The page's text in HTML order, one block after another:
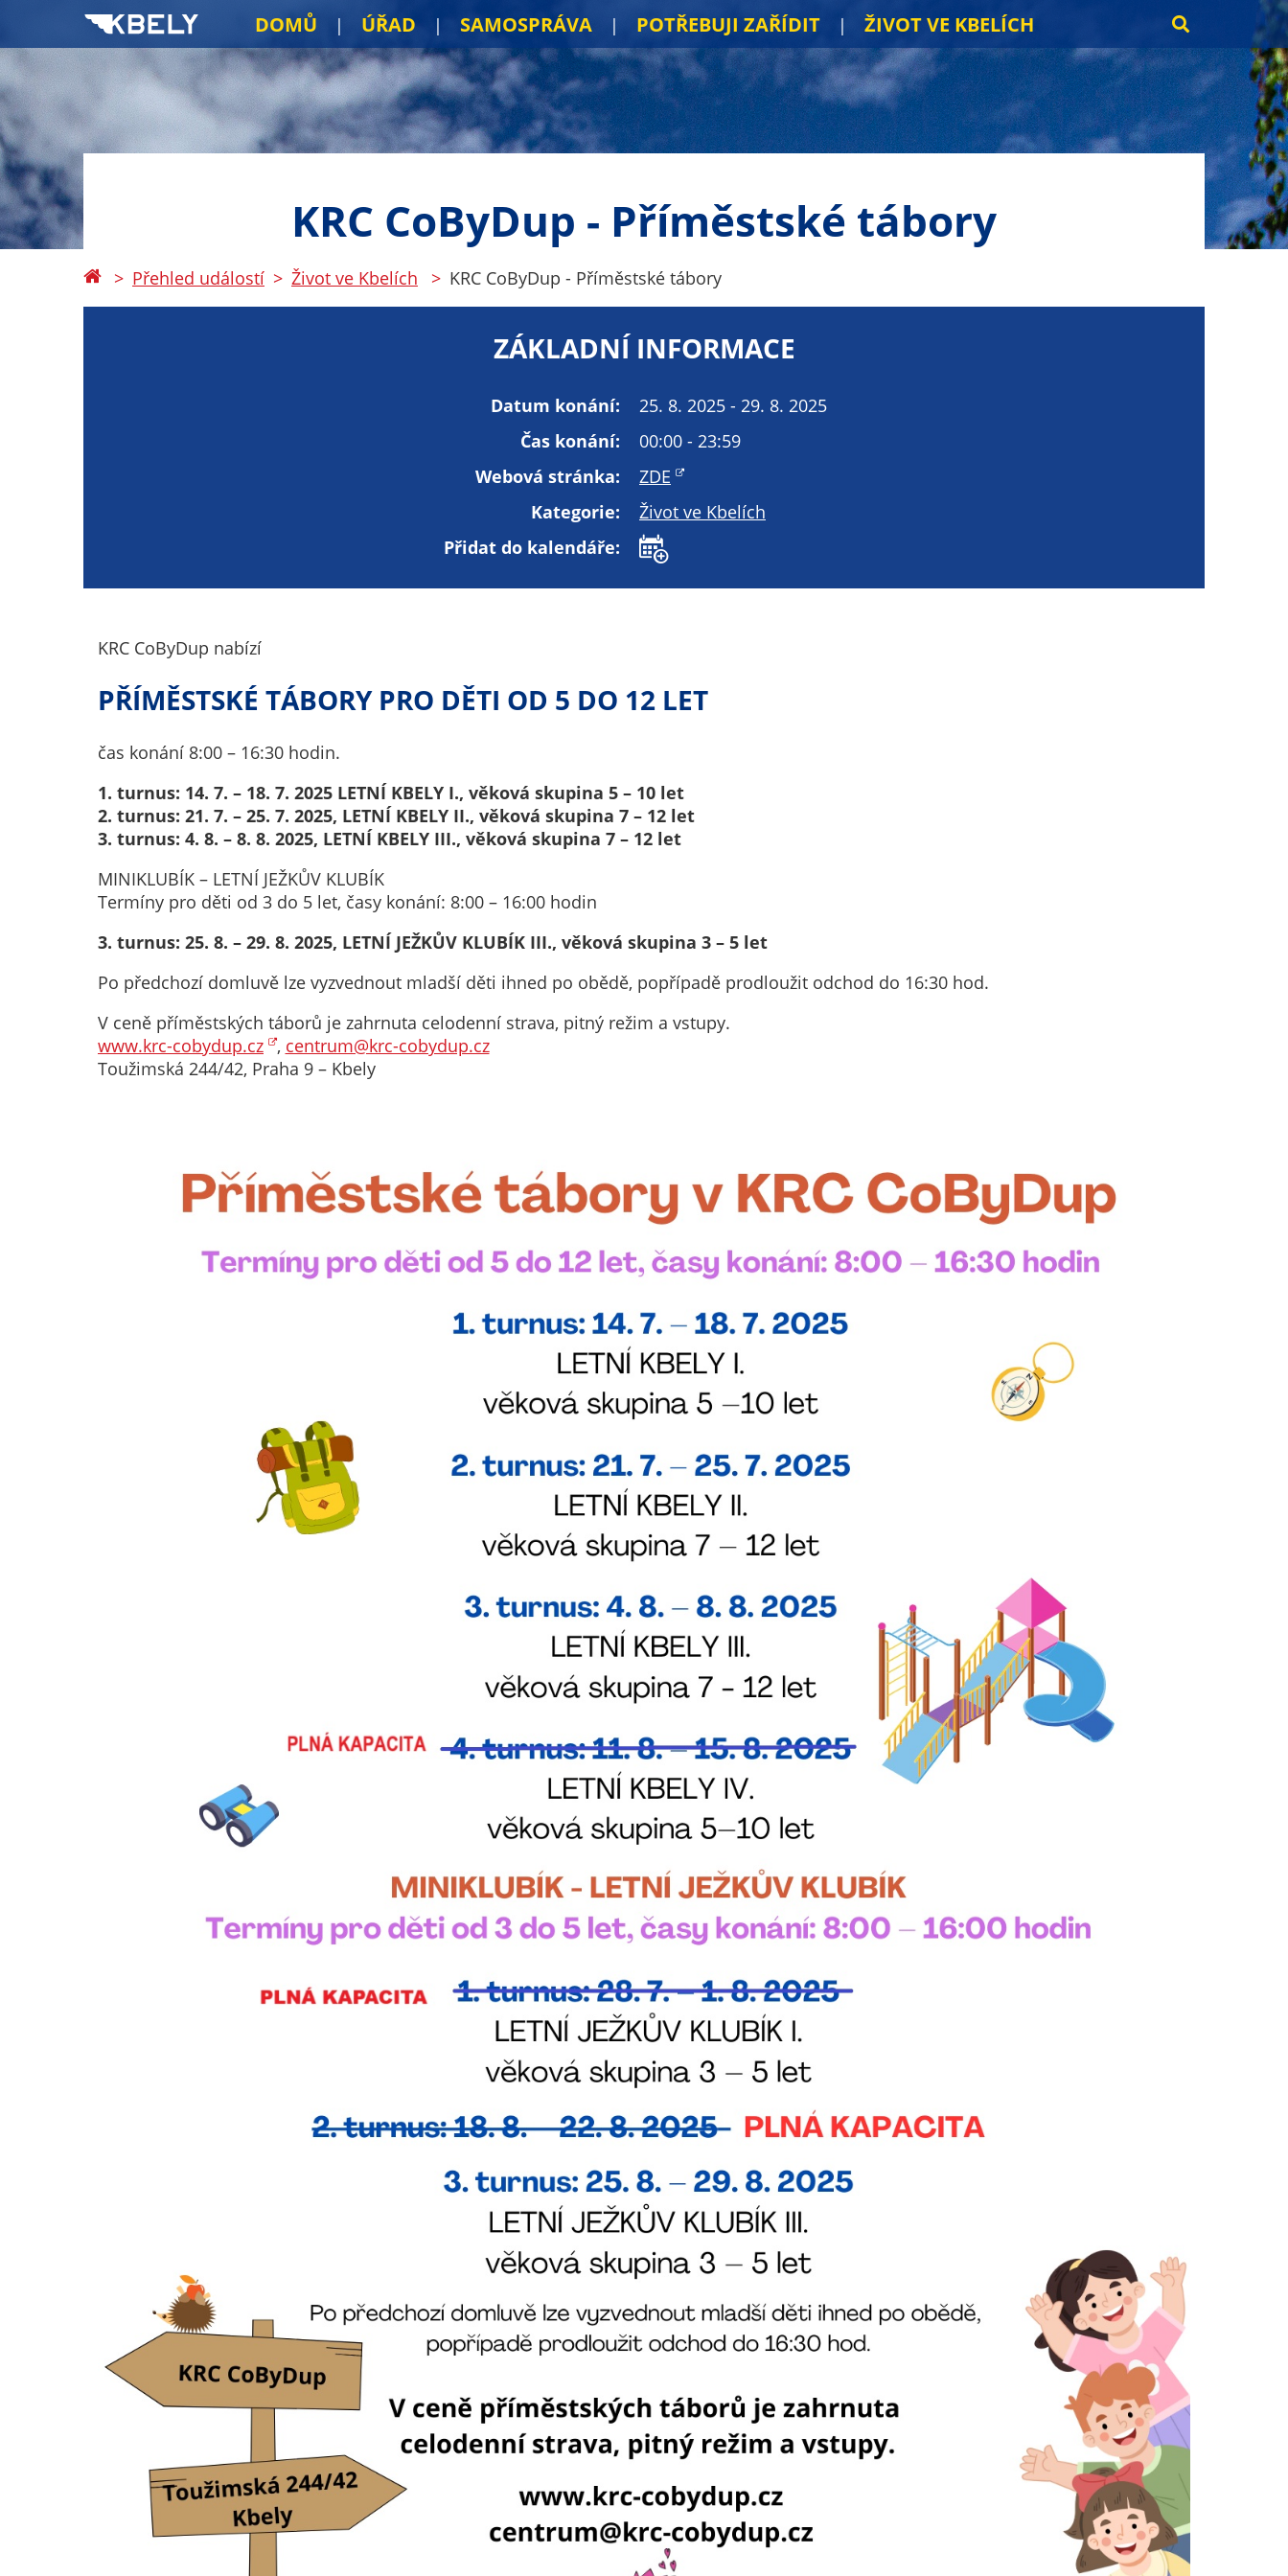
DOMŮ ÚŘAD SAMOSPRÁVA POTŘEBUJI ZAŘÍDIT ŽIVOT VE KBELÍCH
KRC CoByDup - Příměstské tábory
Přehled událostí Život ve Kbelích KRC CoByDup - Příměstské tábory
ZÁKLADNÍ INFORMACE
Datum konání:
25. 8. 2025 - 29. 8. 2025
Čas konání:
00:00 - 23:59
Webová stránka:
ZDE
Kategorie:
Život ve Kbelích
Přidat do kalendáře:
KRC CoByDup nabízí
PŘÍMĚSTSKÉ TÁBORY PRO DĚTI OD 5 DO 12 LET
čas konání 8:00 – 16:30 hodin.
1. turnus: 14. 7. – 18. 7. 2025 LETNÍ KBELY I., věková skupina 5 – 10 let
2. turnus: 21. 7. – 25. 7. 2025, LETNÍ KBELY II., věková skupina 7 – 12 let
3. turnus: 4. 8. – 8. 8. 2025, LETNÍ KBELY III., věková skupina 7 – 12 let
MINIKLUBÍK – LETNÍ JEŽKŮV KLUBÍK
Termíny pro děti od 3 do 5 let, časy konání: 8:00 – 16:00 hodin
3. turnus: 25. 8. – 29. 8. 2025, LETNÍ JEŽKŮV KLUBÍK III., věková skupina 3 – 5 let
Po předchozí domluvě lze vyzvednout mladší děti ihned po obědě, popřípadě prodloužit odchod do 16:30 hod.
V ceně příměstských táborů je zahrnuta celodenní strava, pitný režim a vstupy.
www.krc-cobydup.cz , centrum@krc-cobydup.cz
Toužimská 244/42, Praha 9 – Kbely
Technické
cookies
Technické
cookies jsou
nezbytné pro
webu a všech
využitím
tohoto důvodu
technické
cookies
nebo
Analytické
našeho webu
a našich
kampaní.
Jejich pomocí
určujeme
počet návštěv
a zdroje
návštěv našich
internetových
pomocí
těchto
cookies
zpracováváme
souhrnně, bez
identifikátorů,
na konkrétní
uživatelé
našeho webu.
vypnete
analytických
cookies ve
vztahu k Vaší
ztrácíme
možnost
analýzy
výkonu a
optimalizace
našich
opatření.
Personalizované
soubory cookie
Používáme rovněž
další technologie,
přizpůsobili naše
webové stránky
potřebám a
návštěvníků.
Reklamní
cookies
Reklamní cookies
používáme my
nebo naši partneři,
abychom Vám
mohli zobrazit
vhodné obsahy